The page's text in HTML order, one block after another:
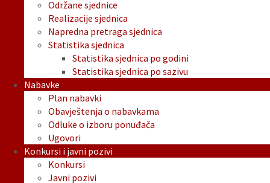
Održane sjednice
Realizacije sjednica
Napredna pretraga sjednica
Statistika sjednica
Statistika sjednica po godini
Statistika sjednica po sazivu
Nabavke
Plan nabavki
Obavještenja o nabavkama
Odluke o izboru ponuđača
Ugovori
Konkursi i javni pozivi
Konkursi
Javni pozivi